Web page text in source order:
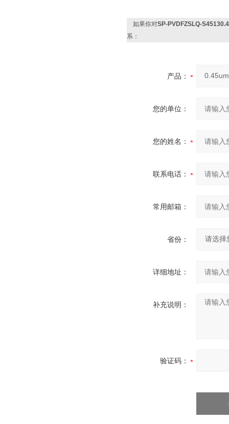
如果你对SP-PVDFZSLQ-
系：
产品：
您的单位：
您的姓名：
联系电话：
常用邮箱：
省份：
详细地址：
补充说明：
验证码：